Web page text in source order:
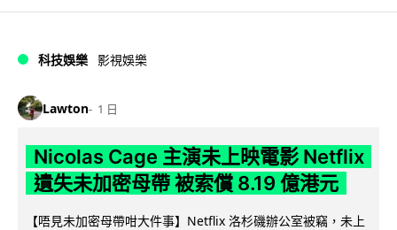
科技娛樂 影視娛樂
Lawton 1 日
Nicolas Cage 主演未上映電影 Netflix
遺失未加密母帶 被索償 8.19 億港元
【唔見未加密母帶咁大件事】Netflix 洛杉磯辦公室被竊，未上